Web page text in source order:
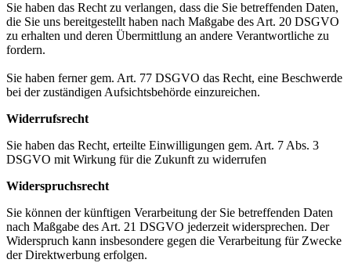
Sie haben das Recht zu verlangen, dass die Sie betreffenden Daten,
die Sie uns bereitgestellt haben nach Maßgabe des Art. 20 DSGVO
zu erhalten und deren Übermittlung an andere Verantwortliche zu
fordern.
Sie haben ferner gem. Art. 77 DSGVO das Recht, eine Beschwerde
bei der zuständigen Aufsichtsbehörde einzureichen.
Widerrufsrecht
Sie haben das Recht, erteilte Einwilligungen gem. Art. 7 Abs. 3
DSGVO mit Wirkung für die Zukunft zu widerrufen
Widerspruchsrecht
Sie können der künftigen Verarbeitung der Sie betreffenden Daten
nach Maßgabe des Art. 21 DSGVO jederzeit widersprechen. Der
Widerspruch kann insbesondere gegen die Verarbeitung für Zwecke
der Direktwerbung erfolgen.